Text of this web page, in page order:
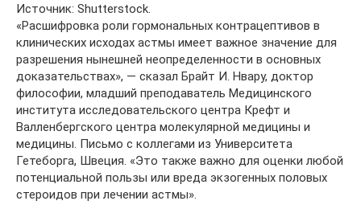
Источник: Shutterstock.
«Расшифровка роли гормональных контрацептивов в
клинических исходах астмы имеет важное значение для
разрешения нынешней неопределенности в основных
доказательствах», — сказал Брайт И. Нвару, доктор
философии, младший преподаватель Медицинского
института исследовательского центра Крефт и
Валленбергского центра молекулярной медицины и
медицины. Письмо с коллегами из Университета
Гетеборга, Швеция. «Это также важно для оценки любой
потенциальной пользы или вреда экзогенных половых
стероидов при лечении астмы».